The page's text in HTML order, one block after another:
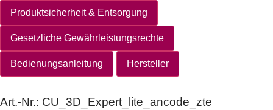
Produktsicherheit & Entsorgung
Gesetzliche Gewährleistungsrechte
Bedienungsanleitung Hersteller
Art.-Nr.: CU_3D_Expert_lite_ancode_zte